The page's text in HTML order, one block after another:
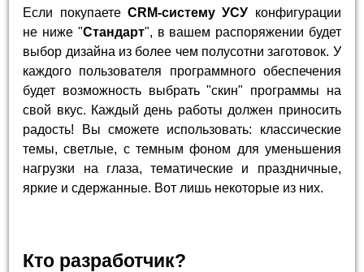
Если покупаете CRM-систему УСУ конфигурации
не ниже "Стандарт", в вашем распоряжении будет
выбор дизайна из более чем полусотни заготовок. У
каждого пользователя программного обеспечения
будет возможность выбрать "скин" программы на
свой вкус. Каждый день работы должен приносить
радость! Вы сможете использовать: классические
темы, светлые, с темным фоном для уменьшения
нагрузки на глаза, тематические и праздничные,
яркие и сдержанные. Вот лишь некоторые из них.
Кто разработчик?